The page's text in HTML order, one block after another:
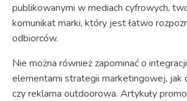
publikowanymi w mediach cyfrowych,
komunikat marki, który jest łatwo
odbiorców.
Nie można również zapominać o
elementami strategii marketingowej, jak
czy reklama outdoorowa. Artykuły